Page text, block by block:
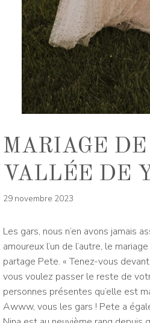
MARIAGE
VALLÉE DE
29 novembre 2023
Les gars, nous n’en avons jamais
amoureux l’un de l’autre, le
partage Pete. « Tenez-vous
vous voulez passer le reste de
personnes présentes qu’elle est
Awww, vous les gars ! Pete a